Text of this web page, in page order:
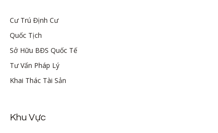
Cư Trú Định Cư
Quốc Tịch
Sở Hữu BĐS Quốc Tế
Tư Vấn Pháp Lý
Khai Thác Tài Sản
Khu Vực